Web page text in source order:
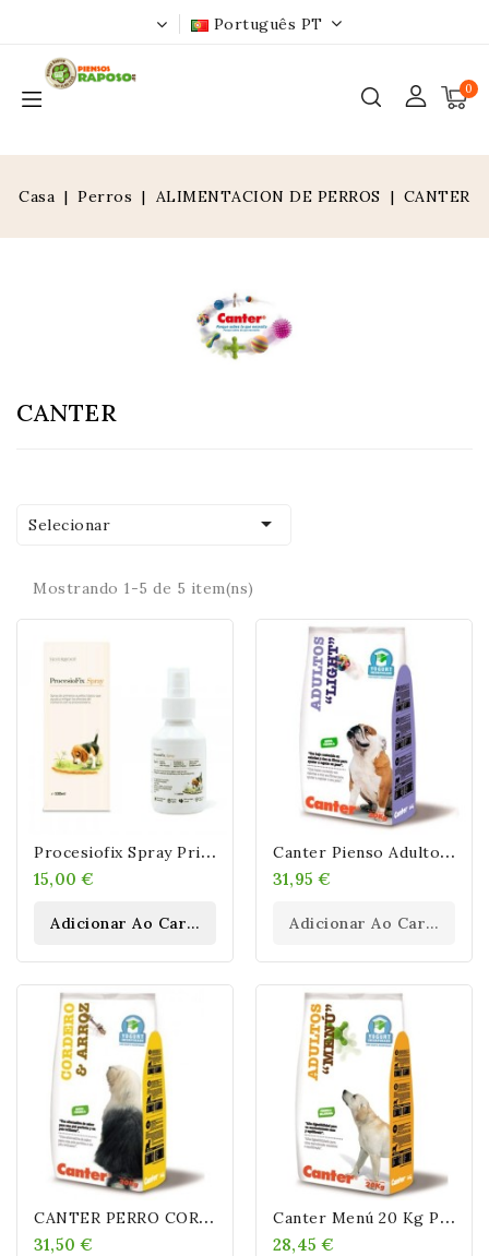
Português PT
0
Casa Perros ALIMENTACION DE PERROS CANTER
CANTER
Selecionar 
Mostrando 1-5 de 5 item(ns)
P
Rocesiofix Spray Primeros Auxilios Contra Procesionaria En Perros
15,00 €
Adicionar Ao Carrinho
C
Anter Pienso Adultos LIGHT Con Yogurt 20KG
31,95 €
Adicionar Ao Carrinho
C
ANTER PERRO CORDERO ARROZ 20 Kg.
31,50 €
C
Anter Menú 20 Kg Pollo
28,45 €